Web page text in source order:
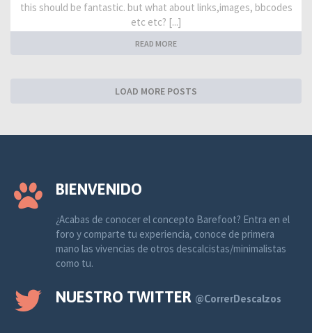
this should be fantastic. but what about links,images, bbcodes
etc etc? [...]
READ MORE
LOAD MORE POSTS
BIENVENIDO
¿Acabas de conocer el concepto Barefoot? Entra en el
foro y comparte tu experiencia, conoce de primera
mano las vivencias de otros descalcistas/minimalistas
como tu.
NUESTRO TWITTER @CorrerDescalzos